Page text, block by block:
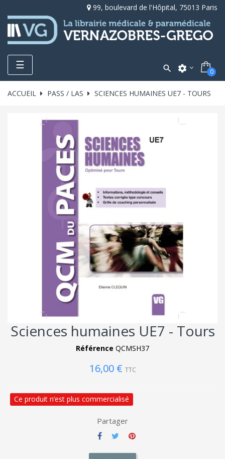
99, boulevard de l'Hôpital, 75013 Paris
Toggle
navigation
☰  settings 0
ACCUEIL PASS / LAS SCIENCES HUMAINES UE7 - TOURS
Sciences humaines UE7 - Tours
Référence QCMSH37
16,00 € TTC
Ce produit n’est plus commercialisé
Partager